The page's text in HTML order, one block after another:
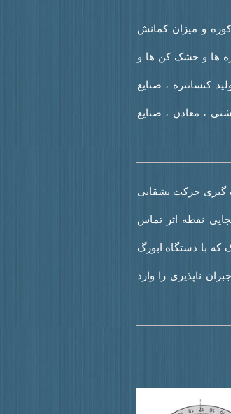
و میزان کمانش
ها و خشک کن ها و
کنسانتره ، صنایع
، معادن ، صنایع
گیری حرکت بشقابی
نقطه اثر تماس
با دستگاه ابورگ
ناپذیری را وارد